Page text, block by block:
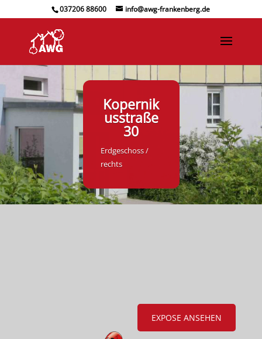
037206 88600 info@awg-frankenberg.de
Kopernik
usstraße
30
Erdgeschoss /
rechts
EXPOSE ANSEHEN